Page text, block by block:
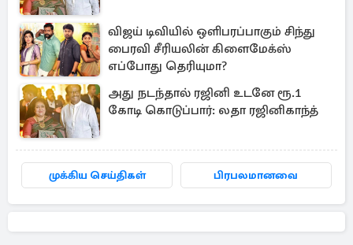
விஜய் டிவியில் ஒளிபரப்பாகும் சிந்து
பைரவி சீரியலின் கிளைமேக்ஸ்
எப்போது தெரியுமா?
அது நடந்தால் ரஜினி உடனே ரூ.1
கோடி கொடுப்பார்: லதா ரஜினிகாந்த்
முக்கிய செய்திகள் பிரபலமானவை